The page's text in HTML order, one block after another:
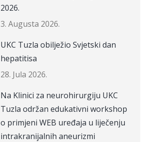
2026.
3. Augusta 2026.
UKC Tuzla obilježio Svjetski dan
hepatitisa
28. Jula 2026.
Na Klinici za neurohirurgiju UKC
Tuzla održan edukativni workshop
o primjeni WEB uređaja u liječenju
intrakranijalnih aneurizmi